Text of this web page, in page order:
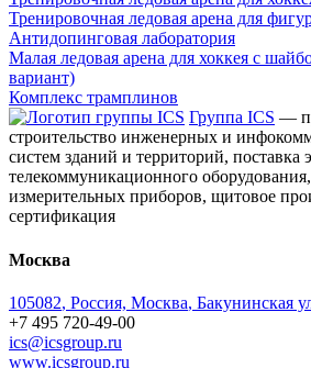
Тренировочная ледовая арена для
Антидопинговая лаборатория
Малая ледовая арена для хоккея с
вариант)
Комплекс трамплинов
Группа ICS —
строительство инженерных и
систем зданий и территорий, поставка
телекоммуникационного
измерительных приборов, щитовое
сертификация
Москва
105082, Россия, Москва, Бакунинская
+7 495 720-49-00
ics@icsgroup.ru
www.icsgroup.ru